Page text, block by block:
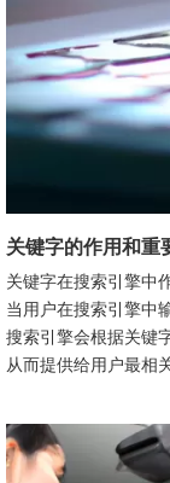
关键字的作用和重
关键字在搜索引擎中
当用户在搜索引擎中
搜索引擎会根据关键
从而提供给用户最相